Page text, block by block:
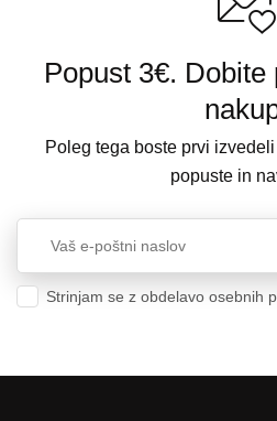
Popust 3€. Dobite
Poleg tega boste prvi
popuste in
Strinjam se z obdelavo osebnih